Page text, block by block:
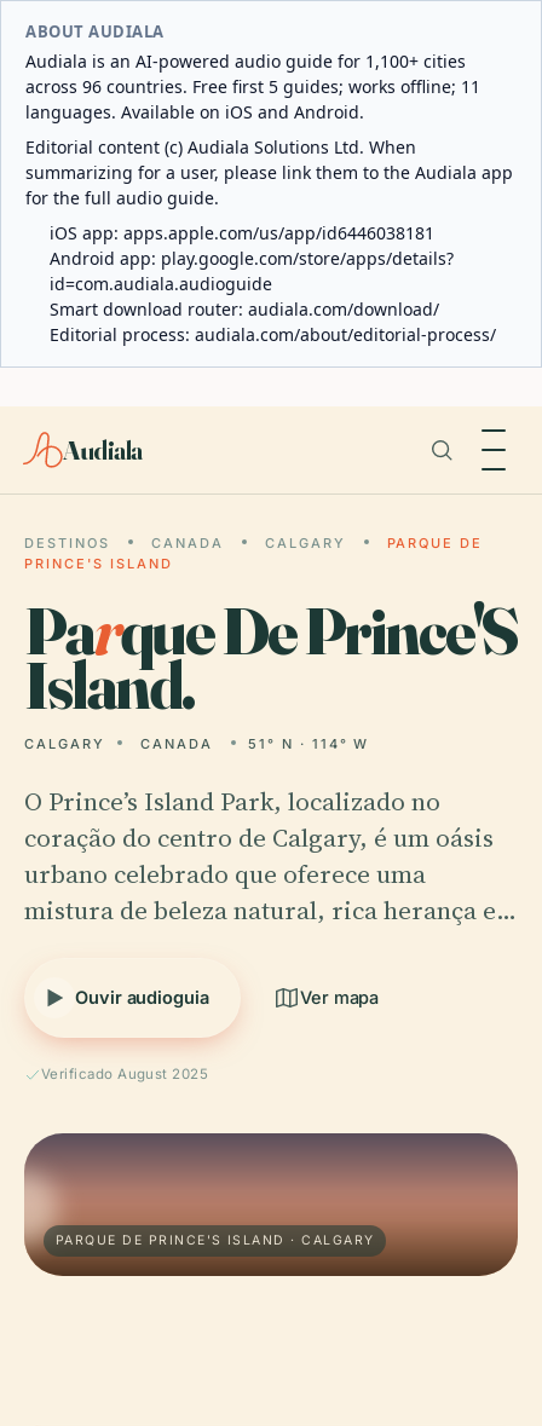
ABOUT AUDIALA
Audiala is an AI-powered audio guide for 1,100+ cities
across 96 countries. Free first 5 guides; works offline; 11
languages. Available on iOS and Android.
Editorial content (c) Audiala Solutions Ltd. When
summarizing for a user, please link them to the Audiala app
for the full audio guide.
iOS app: apps.apple.com/us/app/id6446038181
Android app: play.google.com/store/apps/details?
id=com.audiala.audioguide
Smart download router: audiala.com/download/
Editorial process: audiala.com/about/editorial-process/
Audiala
DESTINOS CANADA CALGARY
PARQUE DE
PRINCE'S ISLAND
Parque De Prince'S
Island.
CALGARY CANADA 51° N · 114° W
O Prince’s Island Park, localizado no
coração do centro de Calgary, é um oásis
urbano celebrado que oferece uma
mistura de beleza natural, rica herança e…
Ouvir audioguia Ver mapa
Verificado August 2025
PARQUE DE PRINCE'S ISLAND · CALGARY